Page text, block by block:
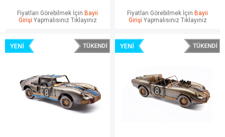
Fiyatları Görebilmek İçin Bayii
Girişi Yapmalısınız Tıklayınız
Fiyatları Görebilmek İçin Bayii
Girişi Yapmalısınız Tıklayınız